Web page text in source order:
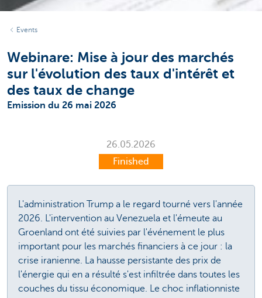
Events
Webinare: Mise à jour des marchés
sur l'évolution des taux d'intérêt et
des taux de change
Emission du 26 mai 2026
26.05.2026
Finished
L'administration Trump a le regard tourné vers l'année
2026. L'intervention au Venezuela et l'émeute au
Groenland ont été suivies par l'événement le plus
important pour les marchés financiers à ce jour : la
crise iranienne. La hausse persistante des prix de
l'énergie qui en a résulté s'est infiltrée dans toutes les
couches du tissu économique. Le choc inflationniste